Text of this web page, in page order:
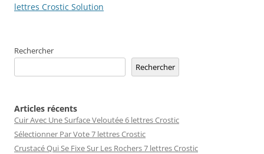
articles
lettres Crostic Solution
Rechercher
Rechercher
Articles récents
Cuir Avec Une Surface Veloutée 6 lettres Crostic
Sélectionner Par Vote 7 lettres Crostic
Crustacé Qui Se Fixe Sur Les Rochers 7 lettres Crostic